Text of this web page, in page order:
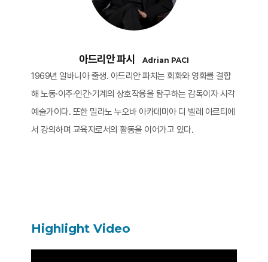
아드리안 파시 Adrian PACI
1969년 알바니아 출생. 아드리안 파치는 회화와 영화를 결합
해 노동·이주·인간·기계의 상호작용을 탐구하는 감독이자 시각
예술가이다. 또한 밀라노 누오바 아카데미아 디 벨레 아르티에
서 강의하며 교육자로서의 활동을 이어가고 있다.
Highlight Video